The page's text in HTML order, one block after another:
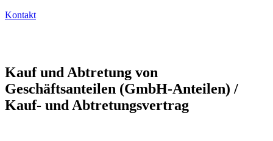
Kontakt
Kauf und Abtretung von
Geschäftsanteilen (GmbH-Anteilen) /
Kauf- und Abtretungsvertrag